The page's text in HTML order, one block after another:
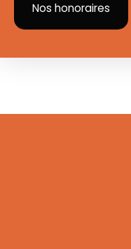
Nos honoraires